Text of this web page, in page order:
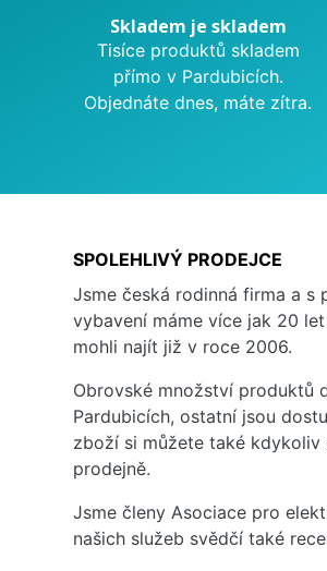
Skladem je skladem
Tisíce produktů skladem
přímo v Pardubicích.
Objednáte dnes, máte zítra.
SPOLEHLIVÝ PRODEJCE
Jsme česká rodinná firma a s
vybavení máme více jak 20
mohli najít již v roce 2006.
Obrovské množství produktů
Pardubicích, ostatní jsou
zboží si můžete také kdykoliv
prodejně.
Jsme členy Asociace pro
našich služeb svědčí také